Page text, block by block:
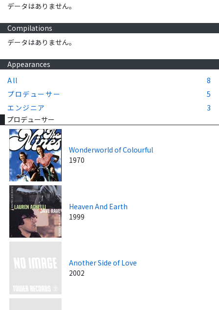
データはありません。
Compilations
データはありません。
Appearances
All
8
プロデューサー
5
エンジニア
3
プロデューサー
Wonderworld of Colourful
1970
Heaven And Earth
1999
Another Side of Love
2002